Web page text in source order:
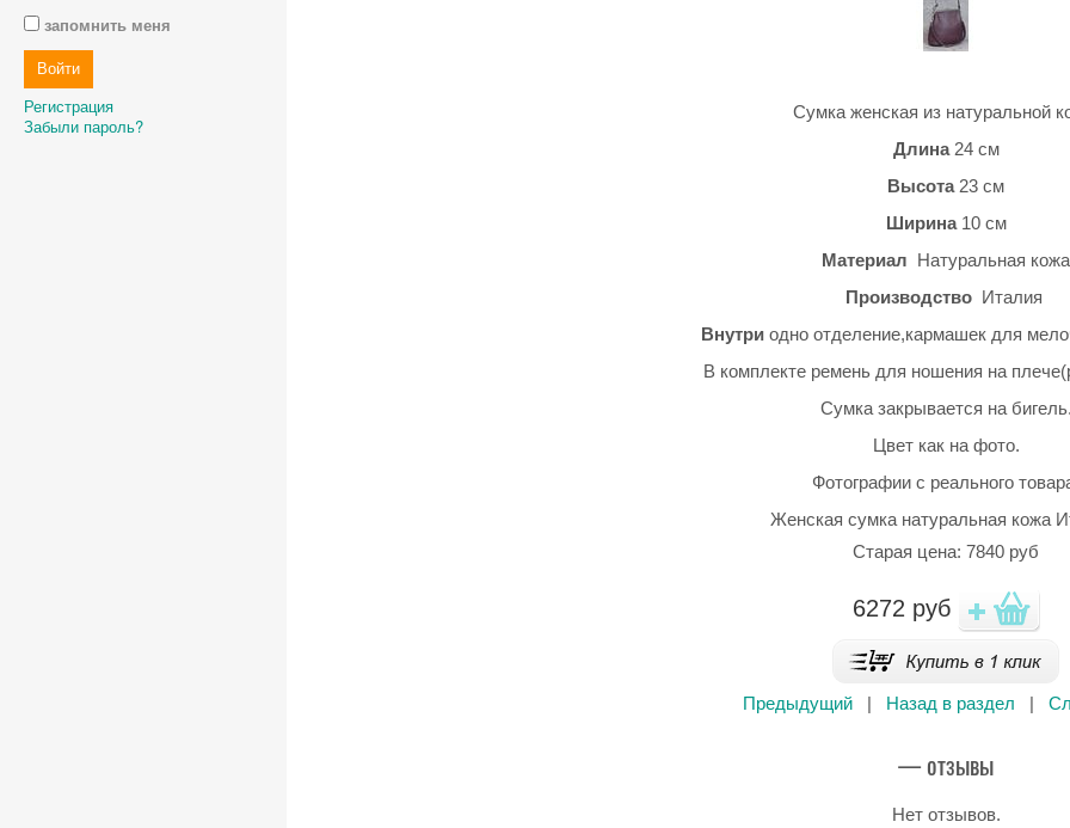
запомнить меня
Регистрация
Забыли пароль?
Сумка женская из натуральной
Длина24 см
Высота23 см
Ширина10 см
Материал Натуральная кожа
ПроизводствоИталия
Внутри одно отделение,кармашек для
В комплекте ремень для ношения на
Сумка закрывается на
Цвет как на фото.
Фотографии с реального
Женская сумка натуральная кожа
Старая цена: 7840 руб
6272 руб
Предыдущий | Назад в раздел |
— отзывы
Нет отзывов.